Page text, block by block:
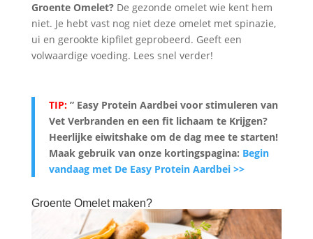
Groente Omelet? De gezonde omelet wie kent hem
niet. Je hebt vast nog niet deze omelet met spinazie,
ui en gerookte kipfilet geprobeerd. Geeft een
volwaardige voeding. Lees snel verder!
TIP:” Easy Protein Aardbei voor stimuleren van
Vet Verbranden en een fit lichaam te Krijgen?
Heerlijke eiwitshake om de dag mee te starten!
Maak gebruik van onze kortingspagina: Begin
vandaag met De Easy Protein Aardbei >>
Groente Omelet maken?